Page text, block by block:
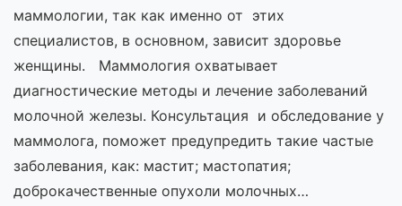
маммологии, так как именно от этих
специалистов, в основном, зависит здоровье
женщины. Маммология охватывает
диагностические методы и лечение заболеваний
молочной железы. Консультация и обследование у
маммолога, поможет предупредить такие частые
заболевания, как: мастит; мастопатия;
доброкачественные опухоли молочных…